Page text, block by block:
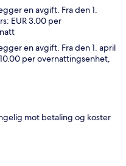
en avgift. Fra den 1.
EUR 3.00 per
en avgift. Fra den 1. april
per overnattingsenhet,
mot betaling og koster